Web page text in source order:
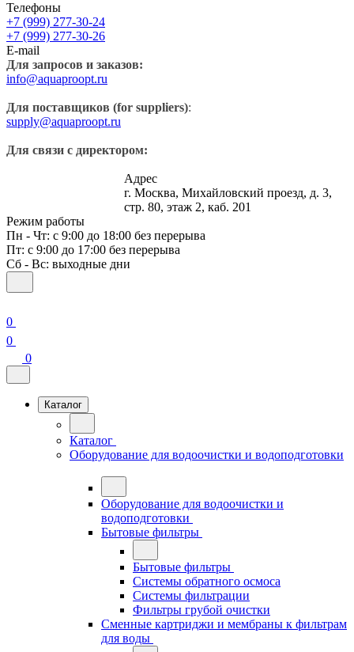
Телефоны
+7 (999) 277-30-24
+7 (999) 277-30-26
E-mail
Для запросов и заказов:
info@aquaproopt.ru
Для поставщиков (for suppliers):
supply@aquaproopt.ru
Для связи с директором:
Адрес
г. Москва, Михайловский проезд, д. 3,
стр. 80, этаж 2, каб. 201
Режим работы
Пн - Чт: с 9:00 до 18:00 без перерыва
Пт: с 9:00 до 17:00 без перерыва
Сб - Вс: выходные дни
0
0
0
Каталог
Каталог
Оборудование для водоочистки и водоподготовки
Оборудование для водоочистки и
водоподготовки
Бытовые фильтры
Бытовые фильтры
Системы обратного осмоса
Системы фильтрации
Фильтры грубой очистки
Сменные картриджи и мембраны к фильтрам
для воды